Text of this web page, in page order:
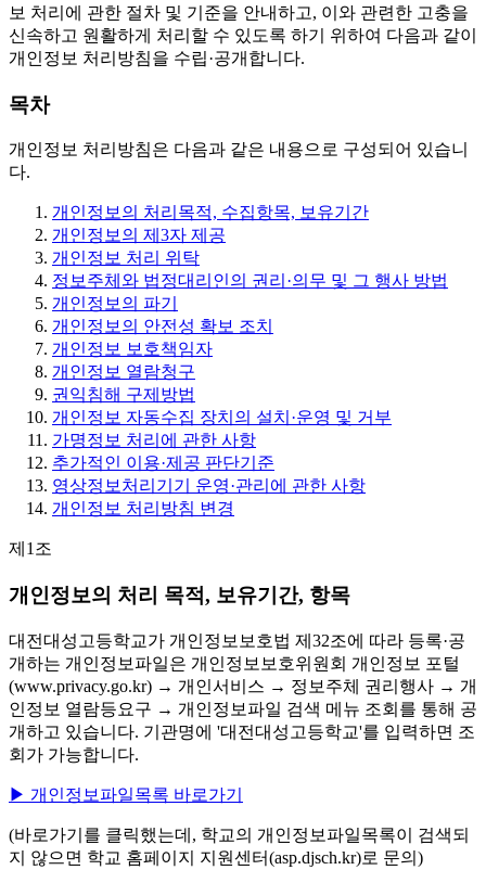
보 처리에 관한 절차 및 기준을 안내하고, 이와 관련한 고충을
신속하고 원활하게 처리할 수 있도록 하기 위하여 다음과 같이
개인정보 처리방침을 수립·공개합니다.
목차
개인정보 처리방침은 다음과 같은 내용으로 구성되어 있습니
다.
개인정보의 처리목적, 수집항목, 보유기간
개인정보의 제3자 제공
개인정보 처리 위탁
정보주체와 법정대리인의 권리·의무 및 그 행사 방법
개인정보의 파기
개인정보의 안전성 확보 조치
개인정보 보호책임자
개인정보 열람청구
권익침해 구제방법
개인정보 자동수집 장치의 설치·운영 및 거부
가명정보 처리에 관한 사항
추가적인 이용·제공 판단기준
영상정보처리기기 운영·관리에 관한 사항
개인정보 처리방침 변경
제1조
개인정보의 처리 목적, 보유기간, 항목
대전대성고등학교가 개인정보보호법 제32조에 따라 등록·공
개하는 개인정보파일은 개인정보보호위원회 개인정보 포털
(www.privacy.go.kr) → 개인서비스 → 정보주체 권리행사 → 개
인정보 열람등요구 → 개인정보파일 검색 메뉴 조회를 통해 공
개하고 있습니다. 기관명에 '대전대성고등학교'를 입력하면 조
회가 가능합니다.
▶ 개인정보파일목록 바로가기
(바로가기를 클릭했는데, 학교의 개인정보파일목록이 검색되
지 않으면 학교 홈페이지 지원센터(asp.djsch.kr)로 문의)